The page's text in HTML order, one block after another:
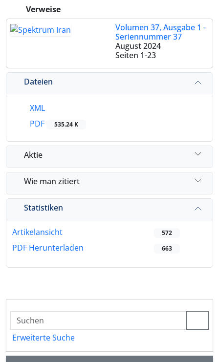
Verweise
Volumen 37, Ausgabe 1 -
Seriennummer 37
August 2024
Seiten 1-23
Dateien
XML
PDF
535.24 K
Aktie
Wie man zitiert
Statistiken
Artikelansicht 572
PDF Herunterladen 663
Erweiterte Suche